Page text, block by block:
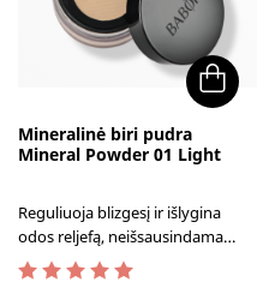
Mineralinė biri pudra
Mineral Powder 01 Light
Reguliuoja blizgesį ir išlygina
odos reljefą, neišsausindama
odos, nekemša porų.